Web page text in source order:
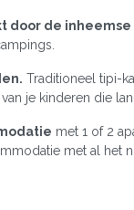
de
Traditioneel tipi-
je kinderen die
met 1 of 2
met al het